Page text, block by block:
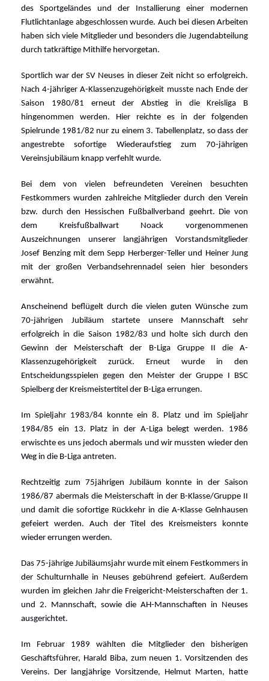
des Sportgeländes und der Installierung einer modernen
Flutlichtanlage abgeschlossen wurde. Auch bei diesen Arbeiten
haben sich viele Mitglieder und besonders die Jugendabteilung
durch tatkräftige Mithilfe hervorgetan.
Sportlich war der SV Neuses in dieser Zeit nicht so erfolgreich.
Nach 4-jähriger A-Klassenzugehörigkeit musste nach Ende der
Saison 1980/81 erneut der Abstieg in die Kreisliga B
hingenommen werden. Hier reichte es in der folgenden
Spielrunde 1981/82 nur zu einem 3. Tabellenplatz, so dass der
angestrebte sofortige Wiederaufstieg zum 70-jährigen
Vereinsjubiläum knapp verfehlt wurde.
Bei dem von vielen befreundeten Vereinen besuchten
Festkommers wurden zahlreiche Mitglieder durch den Verein
bzw. durch den Hessischen Fußballverband geehrt. Die von
dem Kreisfußballwart Noack vorgenommenen
Auszeichnungen unserer langjährigen Vorstandsmitglieder
Josef Benzing mit dem Sepp Herberger-Teller und Heiner Jung
mit der großen Verbandsehrennadel seien hier besonders
erwähnt.
Anscheinend beflügelt durch die vielen guten Wünsche zum
70-jährigen Jubiläum startete unsere Mannschaft sehr
erfolgreich in die Saison 1982/83 und holte sich durch den
Gewinn der Meisterschaft der B-Liga Gruppe II die A-
Klassenzugehörigkeit zurück. Erneut wurde in den
Entscheidungsspielen gegen den Meister der Gruppe I BSC
Spielberg der Kreismeistertitel der B-Liga errungen.
Im Spieljahr 1983/84 konnte ein 8. Platz und im Spieljahr
1984/85 ein 13. Platz in der A-Liga belegt werden. 1986
erwischte es uns jedoch abermals und wir mussten wieder den
Weg in die B-Liga antreten.
Rechtzeitig zum 75jährigen Jubiläum konnte in der Saison
1986/87 abermals die Meisterschaft in der B-Klasse/Gruppe II
und damit die sofortige Rückkehr in die A-Klasse Gelnhausen
gefeiert werden. Auch der Titel des Kreismeisters konnte
wieder errungen werden.
Das 75-jährige Jubiläumsjahr wurde mit einem Festkommers in
der Schulturnhalle in Neuses gebührend gefeiert. Außerdem
wurden im gleichen Jahr die Freigericht-Meisterschaften der 1.
und 2. Mannschaft, sowie die AH-Mannschaften in Neuses
ausgerichtet.
Im Februar 1989 wählten die Mitglieder den bisherigen
Geschäftsführer, Harald Biba, zum neuen 1. Vorsitzenden des
Vereins. Der langjährige Vorsitzende, Helmut Marten, hatte